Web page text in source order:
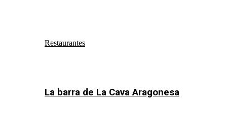
Restaurantes
La barra de La Cava Aragonesa